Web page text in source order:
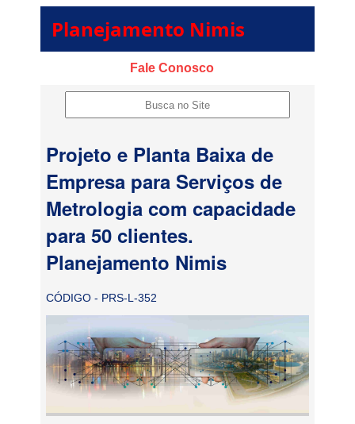
Planejamento Nimis
Fale Conosco
Projeto e Planta Baixa de
Empresa para Serviços de
Metrologia com capacidade
para 50 clientes.
Planejamento Nimis
CÓDIGO - PRS-L-352